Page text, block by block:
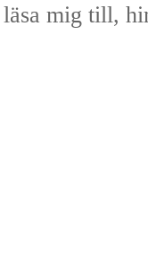
läsa mig till,